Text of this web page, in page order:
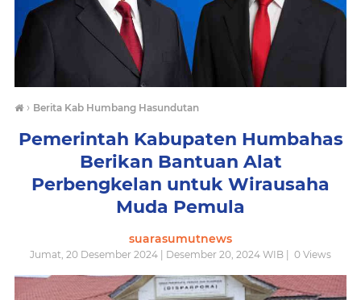
› Berita Kab Humbang Hasundutan
Pemerintah Kabupaten Humbahas
Berikan Bantuan Alat
Perbengkelan untuk Wirausaha
Muda Pemula
suarasumutnews
Jumat, 20 Desember 2024 | Desember 20, 2024 WIB | 0 Views